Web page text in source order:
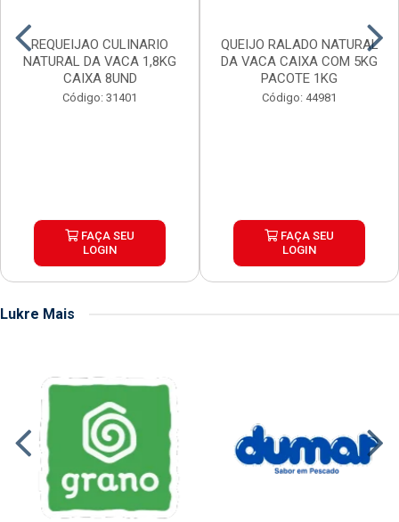
REQUEIJAO CULINARIO
NATURAL DA VACA 1,8KG
CAIXA 8UND
Código: 31401
FAÇA SEU
LOGIN
QUEIJO RALADO NATURAL
DA VACA CAIXA COM 5KG
PACOTE 1KG
Código: 44981
FAÇA SEU
LOGIN
Lukre Mais